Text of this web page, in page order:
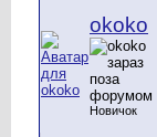
okoko
Новичок